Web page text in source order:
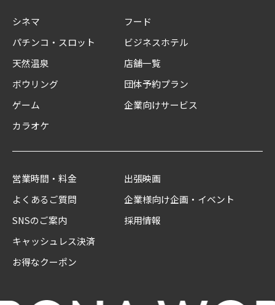
シネマ
パチンコ・スロット
天然温泉
ボウリング
ゲーム
カラオケ
フード
ビジネスホテル
店舗一覧
団体予約プラン
企業向けサービス
営業時間・料金
よくあるご質問
SNSのご案内
キャッシュレス決済
お得なクーポン
出張映画
企業様向け企画・イベント
採用情報